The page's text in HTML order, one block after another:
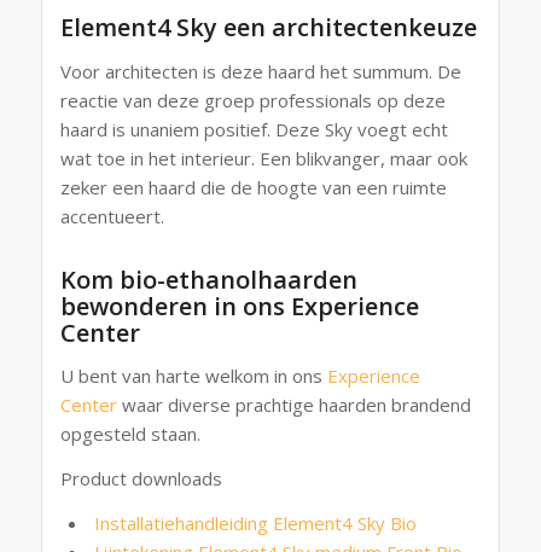
Element4 Sky een architectenkeuze
Voor architecten is deze haard het summum. De
reactie van deze groep professionals op deze
haard is unaniem positief. Deze Sky voegt echt
wat toe in het interieur. Een blikvanger, maar ook
zeker een haard die de hoogte van een ruimte
accentueert.
Kom bio-ethanolhaarden
bewonderen in ons Experience
Center
U bent van harte welkom in ons Experience
Centerwaar diverse prachtige haarden brandend
opgesteld staan.
Product downloads
Installatiehandleiding Element4 Sky Bio